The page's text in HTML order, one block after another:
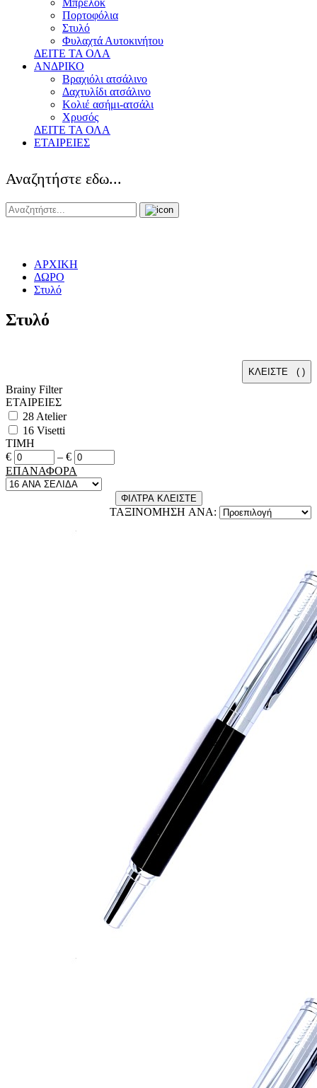
Μπρελόκ
Πορτοφόλια
Στυλό
Φυλαχτά Αυτοκινήτου
ΔΕΙΤΕ ΤΑ ΟΛΑ
ΑΝΔΡΙΚΟ
Βραχιόλι ατσάλινο
Δαχτυλίδι ατσάλινο
Κολιέ ασήμι-ατσάλι
Χρυσός
ΔΕΙΤΕ ΤΑ ΟΛΑ
ΕΤΑΙΡΕΙΕΣ
Αναζητήστε εδω...
ΑΡΧΙΚΗ
ΔΩΡΟ
Στυλό
Στυλό
ΚΛΕΙΣΤΕ ( )
Brainy Filter
ΕΤΑΙΡΕΙΕΣ
28 Atelier
16 Visetti
ΤΙΜΗ
€
– €
ΕΠΑΝΑΦΟΡΑ
ΦΙΛΤΡΑ ΚΛΕΙΣΤΕ
ΤΑΞΙΝΟΜΗΣΗ ANA: